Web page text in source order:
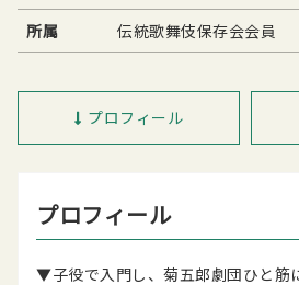
所属
伝統歌舞伎保存会会員
プロフィール
プロフィール
▼子役で入門し、菊五郎劇団ひと筋